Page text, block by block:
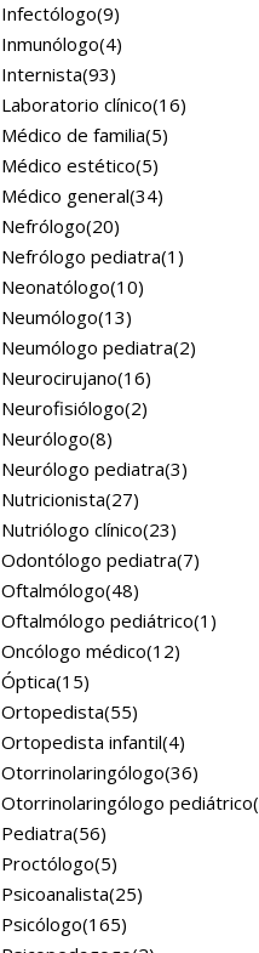
Infectólogo(9)
Inmunólogo(4)
Internista(93)
Laboratorio clínico(16)
Médico de familia(5)
Médico estético(5)
Médico general(34)
Nefrólogo(20)
Nefrólogo pediatra(1)
Neonatólogo(10)
Neumólogo(13)
Neumólogo pediatra(2)
Neurocirujano(16)
Neurofisiólogo(2)
Neurólogo(8)
Neurólogo pediatra(3)
Nutricionista(27)
Nutriólogo clínico(23)
Odontólogo pediatra(7)
Oftalmólogo(48)
Oftalmólogo pediátrico(1)
Oncólogo médico(12)
Óptica(15)
Ortopedista(55)
Ortopedista infantil(4)
Otorrinolaringólogo(36)
Otorrinolaringólogo pediátrico
Pediatra(56)
Proctólogo(5)
Psicoanalista(25)
Psicólogo(165)